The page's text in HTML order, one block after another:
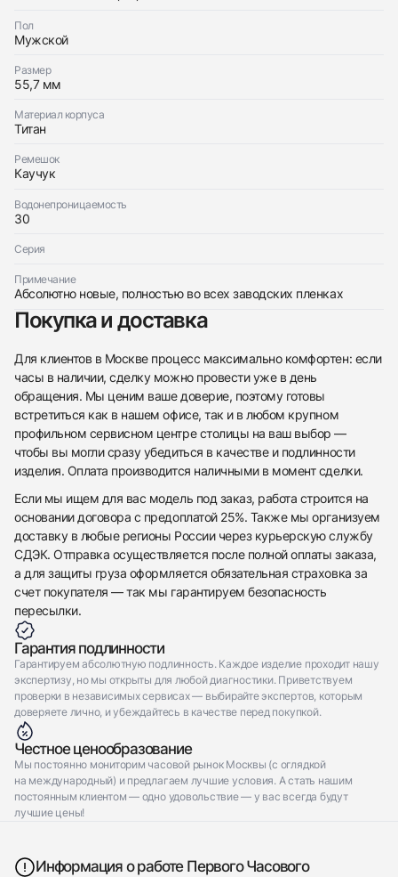
Пол
Мужской
Размер
55,7 мм
Материал корпуса
Титан
Ремешок
Каучук
Водонепроницаемость
30
Серия
Примечание
Абсолютно новые, полностью во всех заводских пленках
Покупка и доставка
Для клиентов в Москве процесс максимально комфортен: если
часы в наличии, сделку можно провести уже в день
обращения. Мы ценим ваше доверие, поэтому готовы
встретиться как в нашем офисе, так и в любом крупном
профильном сервисном центре столицы на ваш выбор —
чтобы вы могли сразу убедиться в качестве и подлинности
изделия. Оплата производится наличными в момент сделки.
Если мы ищем для вас модель под заказ, работа строится на
основании договора с предоплатой 25%. Также мы организуем
доставку в любые регионы России через курьерскую службу
СДЭК. Отправка осуществляется после полной оплаты заказа,
а для защиты груза оформляется обязательная страховка за
счет покупателя — так мы гарантируем безопасность
пересылки.
Гарантия подлинности
Гарантируем абсолютную подлинность. Каждое изделие проходит нашу
экспертизу, но мы открыты для любой диагностики. Приветствуем
проверки в независимых сервисах — выбирайте экспертов, которым
доверяете лично, и убеждайтесь в качестве перед покупкой.
Честное ценообразование
Мы постоянно мониторим часовой рынок Москвы (с оглядкой
на международный) и предлагаем лучшие условия. А стать нашим
постоянным клиентом — одно удовольствие — у вас всегда будут
лучшие цены!
Информация о работе Первого Часового
Оставьте ваши контактные данные и мы свяжемся